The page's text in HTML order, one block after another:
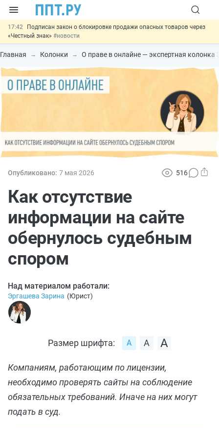
17:42
Подписан закон о блокировке продажи опасных товаров через
«Честный знак» #новости
17:17 Дистанционную работу беременных пропишут в ТК РФ#новости
отменить#новости
15:25
Изменят правила контроля за подрядчиками ИЖС с эскроу-
счетами#новости
Разработают единые критерии трудовых и ГПХ-
Главная Колонки О праве в онлайне — экспертная
Опубликовано: 7 мая 2026 516
Как отсутствие
информации на сайте
обернулось судебным
спором
Над материалом работали:
Эргашева Зарина (Юрист)
Размер шрифта:
Компаниям, работающим по лицензии,
необходимо проверять сайты на соблюдение
обязательных требований. Иначе на них могут
подать в суд.